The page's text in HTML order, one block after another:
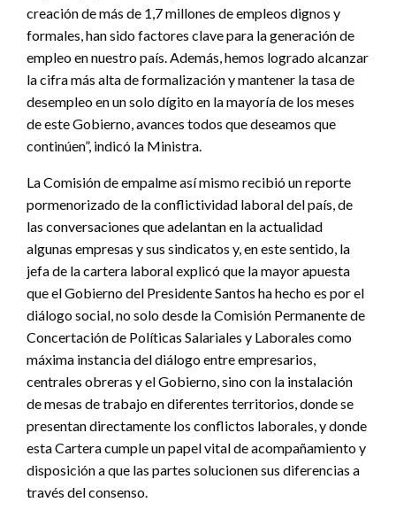
creación de más de 1,7 millones de empleos dignos y
formales, han sido factores clave para la generación de
empleo en nuestro país. Además, hemos logrado alcanzar
la cifra más alta de formalización y mantener la tasa de
desempleo en un solo dígito en la mayoría de los meses
de este Gobierno, avances todos que deseamos que
continúen”, indicó la Ministra.
La Comisión de empalme así mismo recibió un reporte
pormenorizado de la conflictividad laboral del país, de
las conversaciones que adelantan en la actualidad
algunas empresas y sus sindicatos y, en este sentido, la
jefa de la cartera laboral explicó que la mayor apuesta
que el Gobierno del Presidente Santos ha hecho es por el
diálogo social, no solo desde la Comisión Permanente de
Concertación de Políticas Salariales y Laborales como
máxima instancia del diálogo entre empresarios,
centrales obreras y el Gobierno, sino con la instalación
de mesas de trabajo en diferentes territorios, donde se
presentan directamente los conflictos laborales, y donde
esta Cartera cumple un papel vital de acompañamiento y
disposición a que las partes solucionen sus diferencias a
través del consenso.